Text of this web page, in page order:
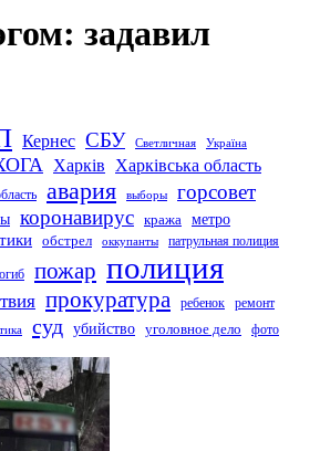
задавил
Кернес СБУ Светличная Україна
Харків Харківська область
авария выборы горсовет
коронавирус кража метро
обстрел оккупанты патрульная полиция
пожар полиция
прокуратура ребенок
ремонт
суд убийство уголовное дело фото